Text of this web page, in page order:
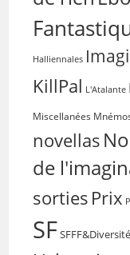
Halliennales
KillPal L'Atalante
Miscellanées
novellas
de
sorties Prix
SFSFFF&Diversité